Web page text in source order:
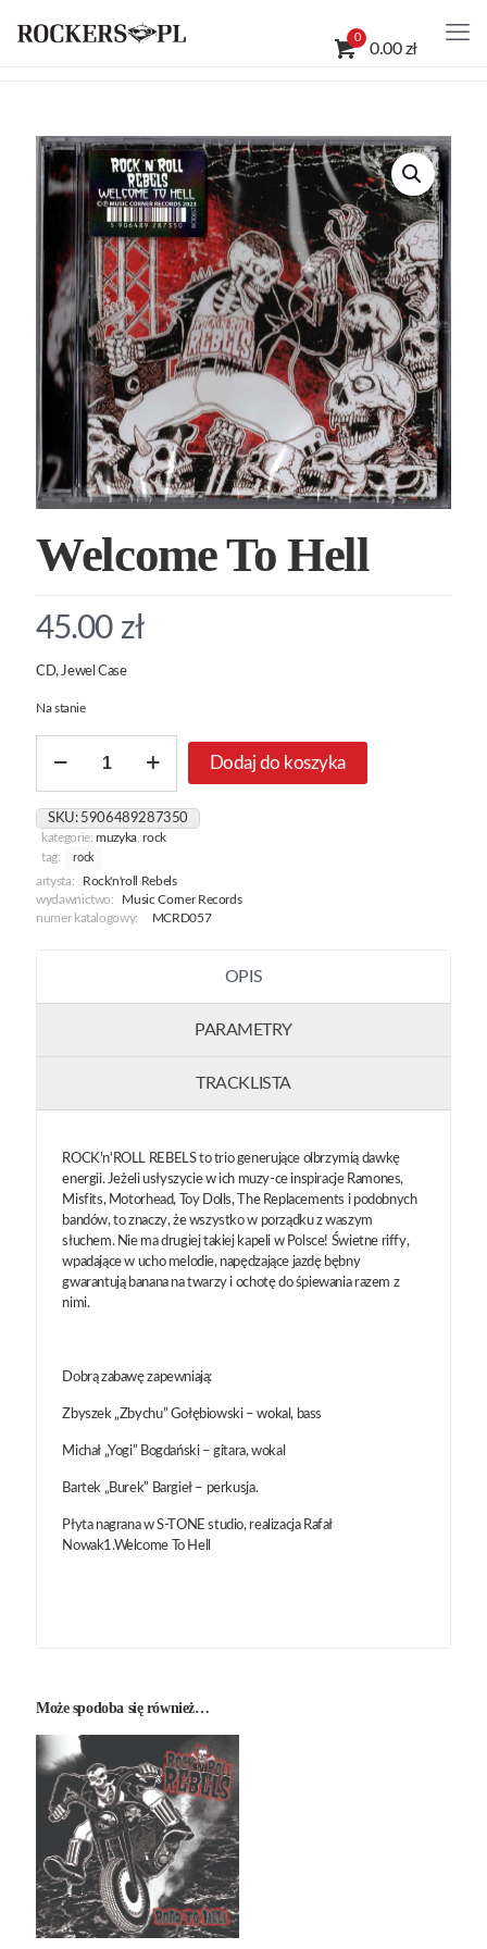
0
0.00 zł
Welcome To Hell
45.00 zł
CD, Jewel Case
Na stanie
Welcome
Hell
Dodaj do koszyka
SKU: 5906489287350
kategorie:muzyka ,rock
tag:
rock
artysta:
Rock'n'roll Rebels
wydawnictwo:
Music Corner Records
numer katalogowy:
MCRD057
OPIS
PARAMETRY
TRACKLISTA
ROCK'n'ROLL REBELS to trio generujące olbrzymią dawkę
energii. Jeżeli usłyszycie w ich muzy-ce inspiracje Ramones,
Misfits, Motorhead, Toy Dolls, The Replacements i podobnych
bandów, to znaczy, że wszystko w porządku z waszym
słuchem. Nie ma drugiej takiej kapeli w Polsce! Świetne riffy,
wpadające w ucho melodie, napędzające jazdę bębny
gwarantują banana na twarzy i ochotę do śpiewania razem z
nimi.
Dobrą zabawę zapewniają:
Zbyszek „Zbychu” Gołębiowski – wokal, bass
Michał „Yogi” Bogdański – gitara, wokal
Bartek „Burek” Bargieł – perkusja.
Płyta nagrana w S-TONE studio, realizacja Rafał
Nowak1.Welcome To Hell
Może spodoba się również…